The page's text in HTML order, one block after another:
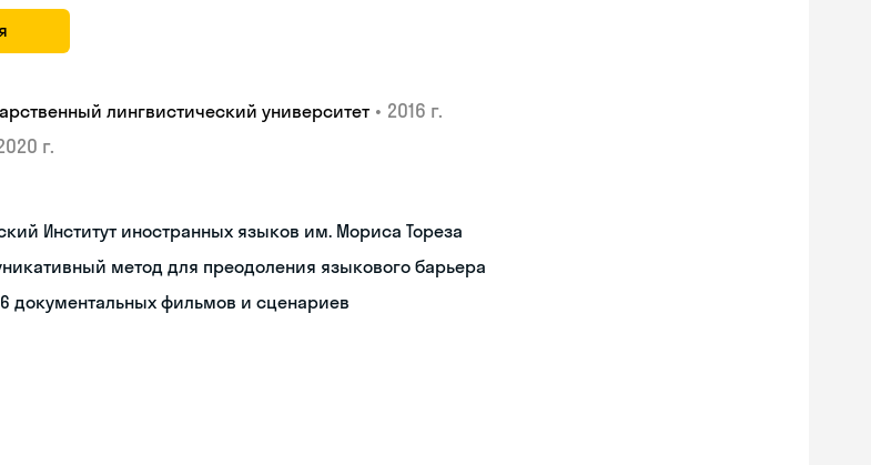
лингвистический университет • 2016 г.
г.
Институт иностранных языков им. Мориса Тореза
метод для преодоления языкового барьера
документальных фильмов и сценариев